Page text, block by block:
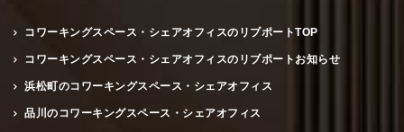
コワーキングスペース・シェアオフィスのリブポートTOP
コワーキングスペース・シェアオフィスのリブポートお知らせ
浜松町のコワーキングスペース・シェアオフィス
品川のコワーキングスペース・シェアオフィス